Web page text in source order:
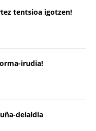
tentsioa igotzen!
irudia!
deialdia